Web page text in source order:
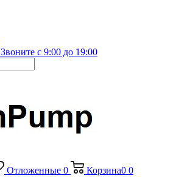
Звоните с 9:00 до 19:00
Отложенные 0 Корзина0 0